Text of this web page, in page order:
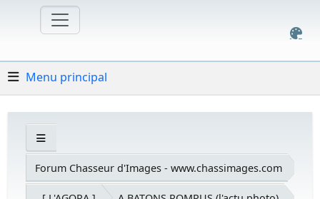
Menu principal
Forum Chasseur d'Images - www.chassimages.com